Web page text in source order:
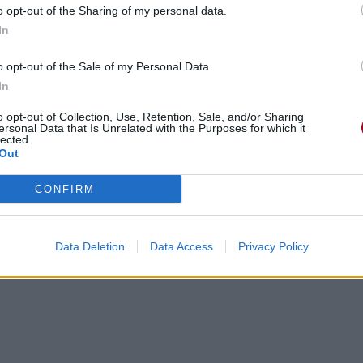
opt-out of the Sharing of my personal data.
opt-out of the Sale of my Personal Data.
opt-out of Collection, Use, Retention, Sale, and/or Sharing
Data that Is Unrelated with the Purposes for which it
CONFIRM
Data Deletion Data Access Privacy Policy
Photos Corrections & commentaires
cette traduction